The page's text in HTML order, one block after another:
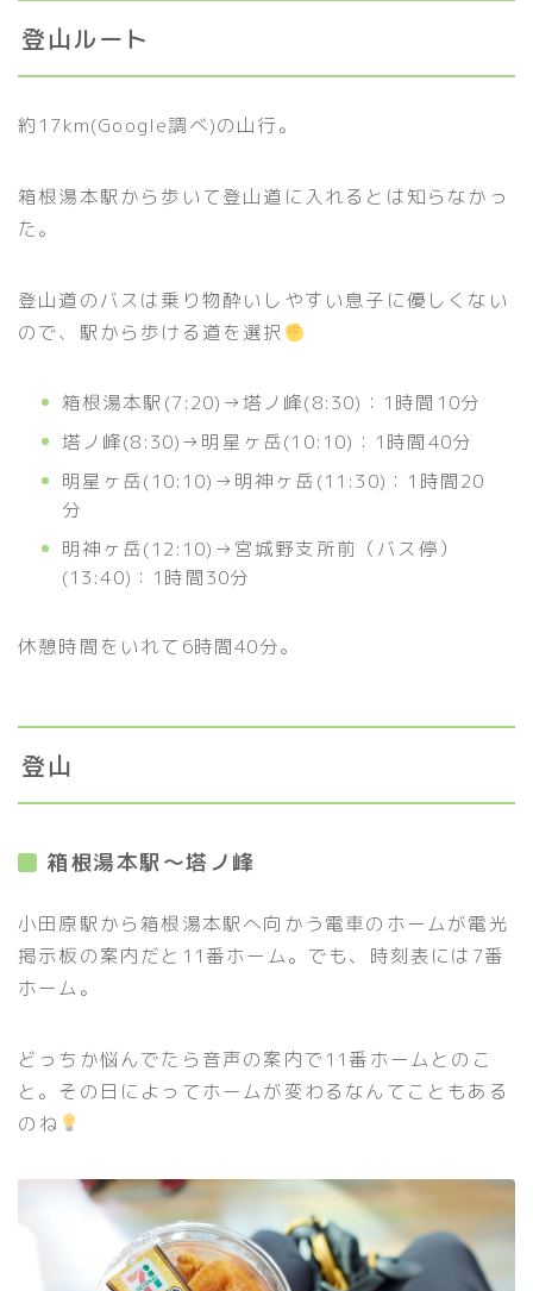
登山ルート
約17km(Google調べ)の山行。
箱根湯本駅から歩いて登山道に入れるとは知らなかっ
た。
登山道のバスは乗り物酔いしやすい息子に優しくない
ので、駅から歩ける道を選択
箱根湯本駅(7:20)→塔ノ峰(8:30)：1時間10分
塔ノ峰(8:30)→明星ヶ岳(10:10)：1時間40分
明星ヶ岳(10:10)→明神ヶ岳(11:30)：1時間20
分
明神ヶ岳(12:10)→宮城野支所前（バス停）
(13:40)：1時間30分
休憩時間をいれて6時間40分。
登山
箱根湯本駅〜塔ノ峰
小田原駅から箱根湯本駅へ向かう電車のホームが電光
掲示板の案内だと11番ホーム。でも、時刻表には7番
ホーム。
どっちか悩んでたら音声の案内で11番ホームとのこ
と。その日によってホームが変わるなんてこともある
のね